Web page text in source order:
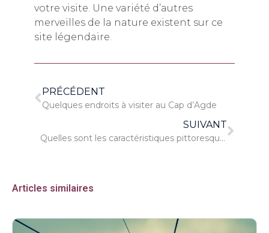
votre visite. Une variété d’autres
merveilles de la nature existent sur ce
site légendaire.
PRÉCÉDENT
Quelques endroits à visiter au Cap d’Agde
SUIVANT
Quelles sont les caractéristiques pittoresques de l’Alsace ?
Articles similaires